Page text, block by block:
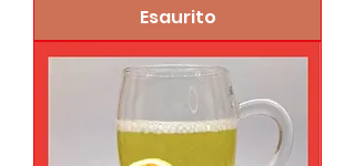
Esaurito